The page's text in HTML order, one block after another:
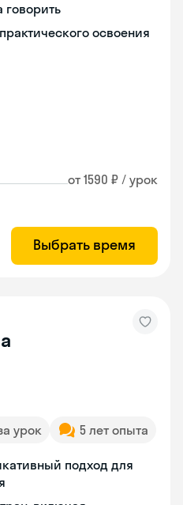
говорить
освоения
от 1590 ₽ / урок
Выбрать время
урок 5 лет опыта
подход для